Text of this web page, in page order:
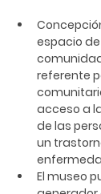
espacio
referente
acceso a
de las
un
El museo